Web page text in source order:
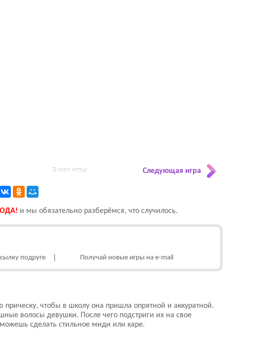
В мои игры Следующая игра
и мы обязательно разберёмся, что случилось.
подруге Получай новые игры на e-mail
чтобы в школу она пришла опрятной и аккуратной.
волосы девушки. После чего подстриги их на свое
сделать стильное миди или каре.